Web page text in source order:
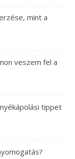
mint a
veszem fel a
tippet